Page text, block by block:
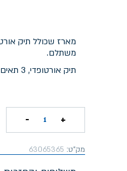
מארז שכולל תיק
משתלם.
תיק אורטופדי, 3 תאים
+
1
-
מק"ט: 63065365